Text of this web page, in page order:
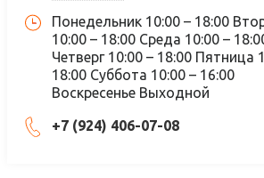
Понедельник 10:00 – 18:00
10:00 – 18:00 Среда 10:00 –
Четверг 10:00 – 18:00 Пятница
18:00 Суббота 10:00 – 16:00
Воскресенье Выходной
+7 (924) 406-07-08